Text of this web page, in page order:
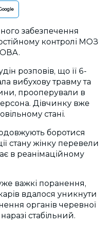
забезпечення
контролі МОЗ
ОВА.
розповів, що її 6-
вибухову травму та
прооперували в
Дівчинку вже
стані.
боротися
стану жінку перевели
в реанімаційному
важкі поранення,
вдалося уникнути
органів черевної
стабільний.